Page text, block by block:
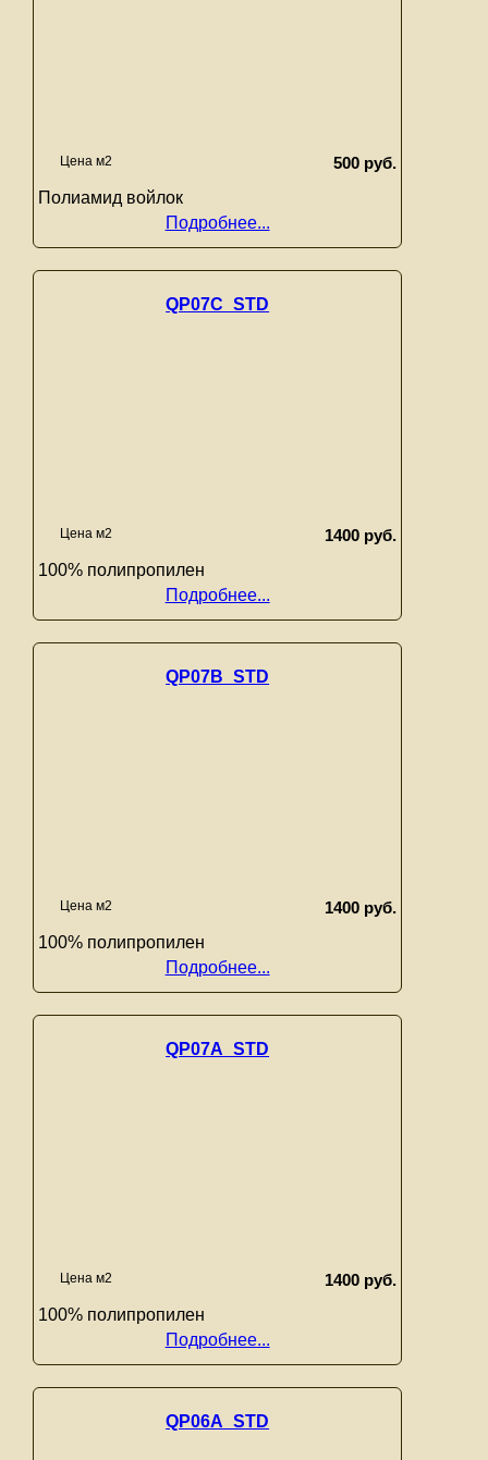
Цена м2
500 руб.
Полиамид войлок
Подробнее...
QP07C_STD
Цена м2
1400 руб.
100% полипропилен
Подробнее...
QP07B_STD
Цена м2
1400 руб.
100% полипропилен
Подробнее...
QP07A_STD
Цена м2
1400 руб.
100% полипропилен
Подробнее...
QP06A_STD